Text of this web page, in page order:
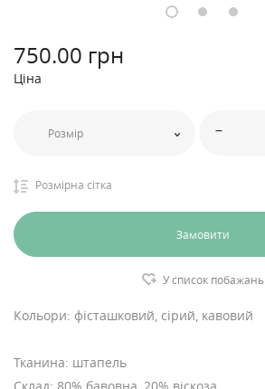
750.00 грн
Ціна
Розмір
Розмірна сітка
Замовити
У список побажань
Кольори: фісташковий, сірий, кавовий
Тканина: штапель